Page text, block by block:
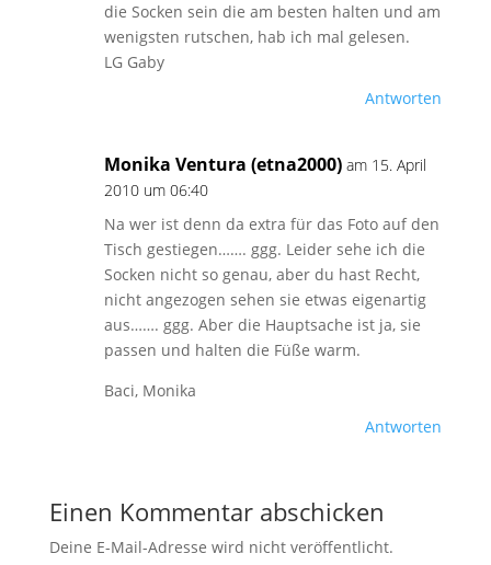
die Socken sein die am besten halten und am
wenigsten rutschen, hab ich mal gelesen.
LG Gaby
Antworten
Monika Ventura (etna2000) am 15. April
2010 um 06:40
Na wer ist denn da extra für das Foto auf den
Tisch gestiegen……. ggg. Leider sehe ich die
Socken nicht so genau, aber du hast Recht,
nicht angezogen sehen sie etwas eigenartig
aus……. ggg. Aber die Hauptsache ist ja, sie
passen und halten die Füße warm.
Baci, Monika
Antworten
Einen Kommentar abschicken
Deine E-Mail-Adresse wird nicht veröffentlicht.